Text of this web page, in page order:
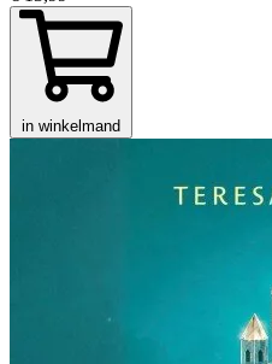
in winkelmand